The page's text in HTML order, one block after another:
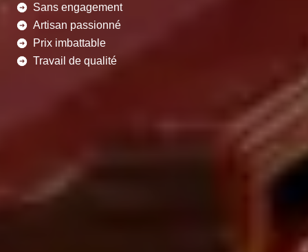
Sans engagement
Artisan passionné
Prix imbattable
Travail de qualité